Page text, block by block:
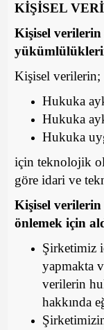
KİŞİSEL
Kişisel
Kişisel verilerin;
Hukuka
Hukuka
Hukuka
için teknolojik
göre idari ve
Kişisel verilerin
önlemek için
Şirketimiz
yapmakta
verilerin
hakkında